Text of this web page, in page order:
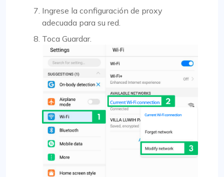
Ingrese la configuración de proxy
adecuada para su red.
Toca Guardar.